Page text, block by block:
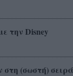
την Disney
στη (σωστή) σειρά